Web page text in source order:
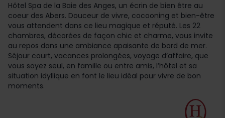
Hôtel Spa de la Baie des Anges, un écrin de bien être au
coeur des Abers. Douceur de vivre, cocooning et bien-être
vous attendent dans ce lieu magique et réputé. Les 22
chambres, décorées de façon chic et charme, vous invite
au repos dans une ambiance apaisante de bord de mer.
Séjour court, vacances prolongées, voyage d’affaire, que
vous soyez seul, en famille ou entre amis, l’hôtel et sa
situation idyllique en font le lieu idéal pour vivre de bon
moments.